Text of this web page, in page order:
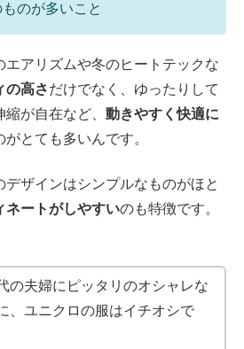
のが多いこと
エアリズムや冬のヒートテックな
の高さだけでなく、ゆったりして
が自在など、 動きやすく快適に
がとても多いんです。
デザインはシンプルなものがほと
ネートがしやすいのも特徴です。
の夫婦にピッタリのオシャレな
、ユニクロの服はイチオシで